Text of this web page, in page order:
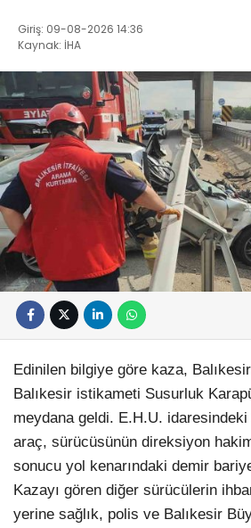
Giriş: 09-08-2026 14:36
Kaynak: İHA
Edinilen bilgiye göre kaza,
Balıkesir istikameti Susurluk
meydana geldi. E.H.U. idaresindeki
araç, sürücüsünün direksiyon
sonucu yol kenarındaki demir
Kazayı gören diğer sürücülerin
yerine sağlık, polis ve Balıkesir